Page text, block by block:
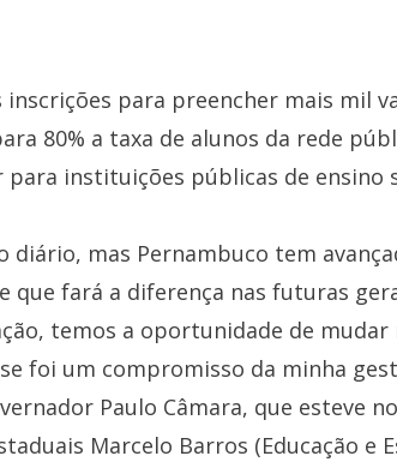
para preencher mais mil
80% a taxa de alunos da rede
instituições públicas de ensino
diário, mas Pernambuco tem
fará a diferença nas futuras
temos a oportunidade de mudar
foi um compromisso da minha
Paulo Câmara, que esteve
Marcelo Barros (Educação e